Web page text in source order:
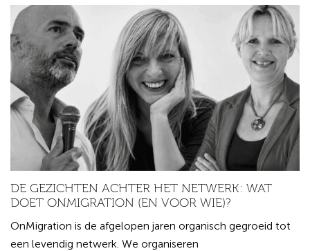
DE GEZICHTEN ACHTER HET NETWERK: WAT
DOET ONMIGRATION (EN VOOR WIE)?
OnMigration is de afgelopen jaren organisch gegroeid tot
een levendig netwerk. We organiseren